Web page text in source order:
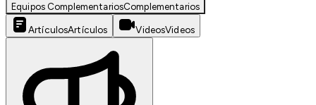
Equipos ComplementariosComplementarios
ArtículosArtículos VideosVideos